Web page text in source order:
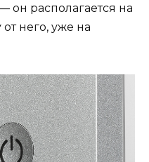
располагается на
него, уже на